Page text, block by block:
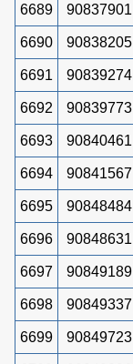
6689 90837901
6690 90838205
6691 90839274
6692 90839773
6693 90840461
6694 90841567
6695 90848484
6696 90848631
6697 90849189
6698 90849337
6699 90849723